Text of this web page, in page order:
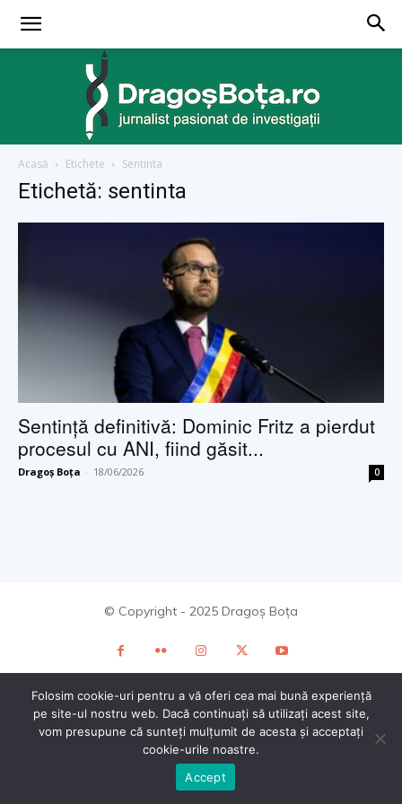
Acasă Etichete Sentinta
Etichetă: sentinta
Sentință definitivă: Dominic Fritz a pierdut
procesul cu ANI, fiind găsit...
Dragoș Boța - 18/06/2026 0
© Copyright - 2025 Dragoș Boța
Folosim cookie-uri pentru a vă oferi cea mai bună experiență
pe site-ul nostru web. Dacă continuați să utilizați acest site,
vom presupune că sunteți mulțumit de acesta și acceptați
cookie-urile noastre.
Accept